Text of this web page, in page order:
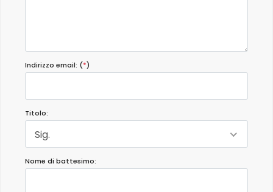
Indirizzo email: (*)
Titolo:
Sig.
Nome di battesimo: